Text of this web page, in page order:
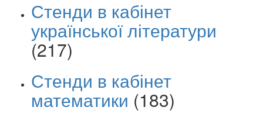
Стенди в кабінет
української літератури
(217)
Стенди в кабінет
математики (183)